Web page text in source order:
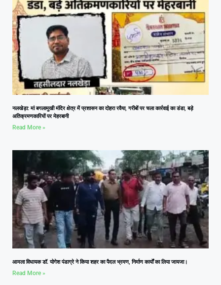
नलखेड़ा: मां बगलामुखी मंदिर क्षेत्र में प्रशासन का दोहरा रवैया, गरीबों पर चला कार्रवाई का डंडा, बड़े
अतिक्रमणकारियों पर मेहरबानी
Read More »
आमला विधायक डॉ. योगेश पंडाग्रे ने किया शहर का पैदल भ्रमण, निर्माण कार्यों का लिया जायजा।
Read More »